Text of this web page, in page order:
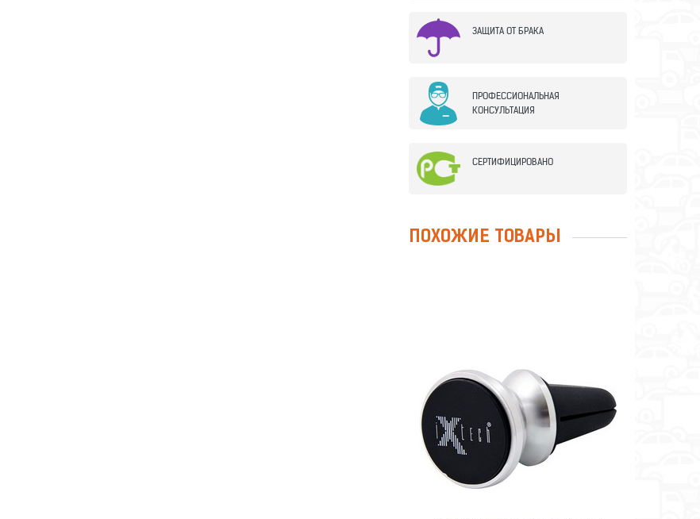
ЗАЩИТА ОТ БРАКА
ПРОФЕССИОНАЛЬНАЯ
КОНСУЛЬТАЦИЯ
СЕРТИФИЦИРОВАНО
ПОХОЖИЕ ТОВАРЫ
IXTECH IX-60 МАГНИТНЫЙ В
ДЕФЛЕКТОР, SILVER
Сравнить Отложить